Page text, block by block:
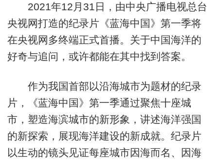
2021年12月31日，由中央广播电视总台
央视网打造的纪录片《蓝海中国》第一季将
在央视网多终端正式首播。关于中国海洋的
好奇与追问，或许都能在其中找到答案。
作为我国首部以沿海城市为题材的纪录
片，《蓝海中国》第一季通过聚焦十座城
市，塑造海滨城市的新形象，讲述海洋强国
的新探索，展现海洋建设的新成就。纪录片
以生动的镜头见证每座城市因海而名、因海